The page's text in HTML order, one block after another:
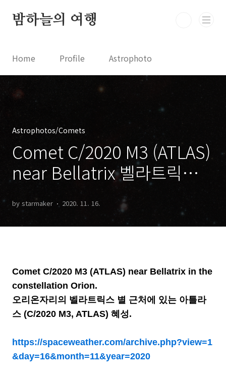
밤하늘의 여행
Home Profile Astrophoto
Astro News Comet News
Astrophotography
Astrophotos/Comets
Comet C/2020 M3 (ATLAS)
near Bellatrix 벨라트릭스
별 근처의 아틀라스 혜성
by starmaker 2020. 11. 16.
Comet C/2020 M3 (ATLAS) near Bellatrix in the
constellation Orion.
오리온자리의 벨라트릭스 별 근처에 있는 아틀라
스 (C/2020 M3, ATLAS) 혜성.
https://spaceweather.com/archive.php?view=1
&day=16&month=11&year=2020